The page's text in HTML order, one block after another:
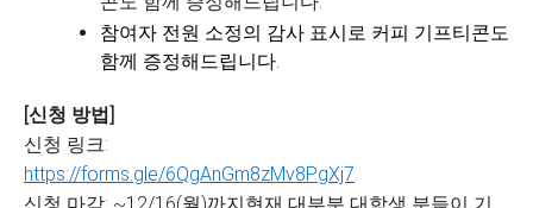
참여자 전원 소정의 감사 표시로 커피 기프티콘도
함께 증정해드립니다.
[신청 방법]
신청 링크:
https://forms.gle/6QgAnGm8zMv8PgXj7